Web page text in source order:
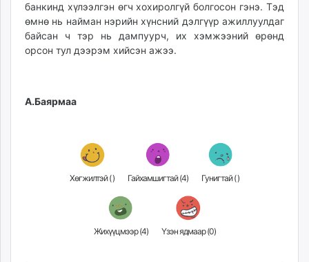
банкинд хүлээлгэн өгч хохиролгүй болгосон гэнэ. Тэд
өмнө нь найман нэрийн хүнсний дэлгүүр ажиллуулдаг
байсан ч тэр нь дампуурч, их хэмжээний өрөнд
орсон тул дээрэм хийсэн ажээ.
А.Баярмаа
Хөгжилтэй () Гайхамшигтай (4) Гунигтай ()
Жихүүцмээр (4) Үзэн ядмаар (0)